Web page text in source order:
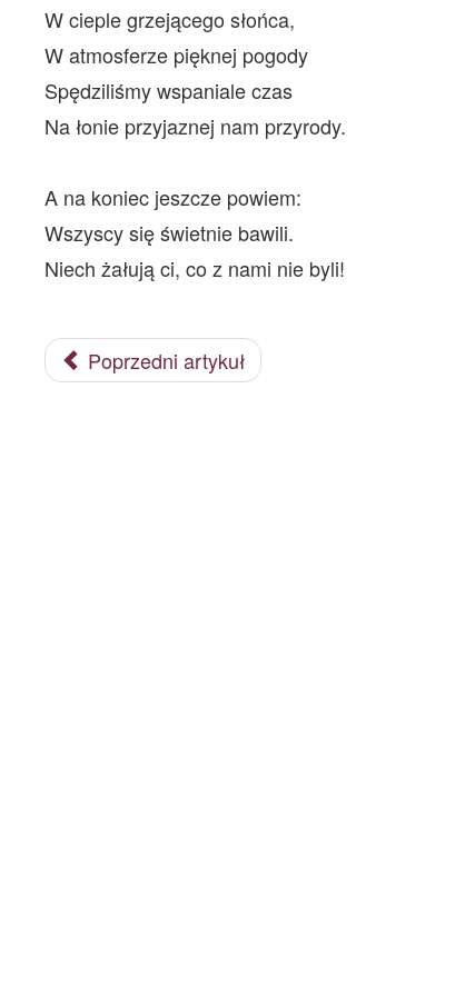
W cieple grzejącego słońca,
W atmosferze pięknej pogody
Spędziliśmy wspaniale czas
Na łonie przyjaznej nam przyrody.
A na koniec jeszcze powiem:
Wszyscy się świetnie bawili.
Niech żałują ci, co z nami nie byli!
Poprzedni artykuł